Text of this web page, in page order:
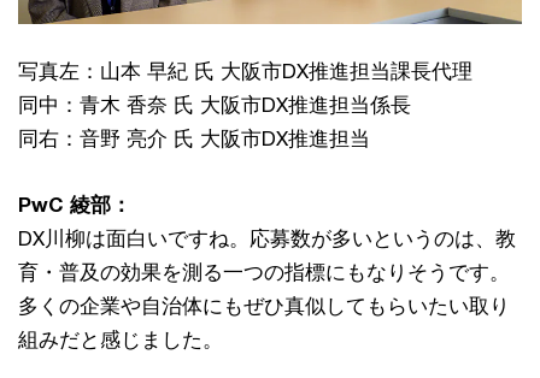
写真左：山本 早紀 氏 大阪市DX推進担当課長代理
同中：青木 香奈 氏 大阪市DX推進担当係長
同右：音野 亮介 氏 大阪市DX推進担当
PwC 綾部：
DX川柳は面白いですね。応募数が多いというのは、教
育・普及の効果を測る一つの指標にもなりそうです。
多くの企業や自治体にもぜひ真似してもらいたい取り
組みだと感じました。